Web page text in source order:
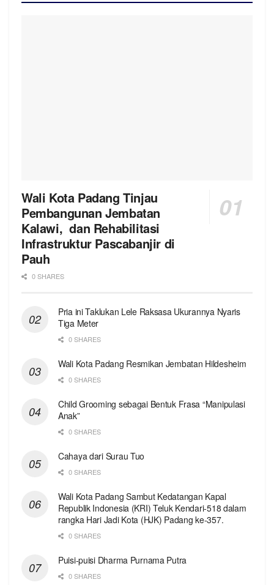
Wali Kota Padang Tinjau
Pembangunan Jembatan
Kalawi, dan Rehabilitasi
Infrastruktur Pascabanjir di
Pauh
0 SHARES
Pria ini Taklukan Lele Raksasa Ukurannya Nyaris
Tiga Meter
0 SHARES
Wali Kota Padang Resmikan Jembatan Hildesheim
0 SHARES
Child Grooming sebagai Bentuk Frasa “Manipulasi
Anak”
0 SHARES
Cahaya dari Surau Tuo
0 SHARES
Wali Kota Padang Sambut Kedatangan Kapal
Republik Indonesia (KRI) Teluk Kendari-518 dalam
rangka Hari Jadi Kota (HJK) Padang ke-357.
0 SHARES
Puisi-puisi Dharma Purnama Putra
0 SHARES